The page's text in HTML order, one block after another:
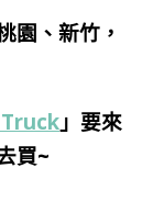
園、新竹，
」要來
買~